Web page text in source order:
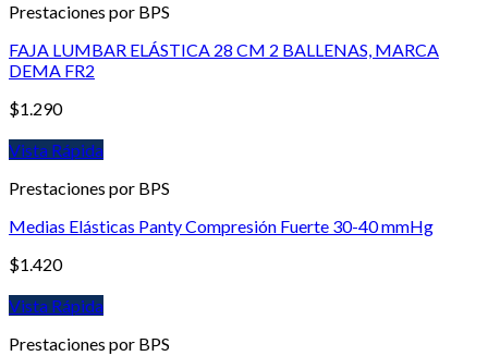
Prestaciones por BPS
FAJA LUMBAR ELÁSTICA 28 CM 2 BALLENAS, MARCA
DEMA FR2
$1.290
Vista Rápida
Prestaciones por BPS
Medias Elásticas Panty Compresión Fuerte 30-40 mmHg
$1.420
Vista Rápida
Prestaciones por BPS